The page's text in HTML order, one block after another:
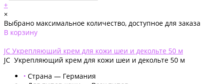
+
×
Выбрано максимальное количество, доступное для заказа
В корзину
JC Укрепляющий крем для кожи шеи и декольте 50 м
JC Укрепляющий крем для кожи шеи и декольте 50 м
• Страна — Германия